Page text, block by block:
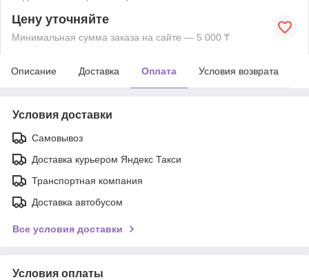
Цену уточняйте
Минимальная сумма заказа на сайте — 5 000 ₸
Описание Доставка Оплата Условия возврата
Условия доставки
Самовывоз
Доставка курьером Яндекс Такси
Транспортная компания
Доставка автобусом
Все условия доставки
Условия оплаты